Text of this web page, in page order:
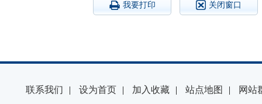
我要打印 关闭窗口
联系我们 | 设为首页 | 加入收藏 | 站点地图 | 网站